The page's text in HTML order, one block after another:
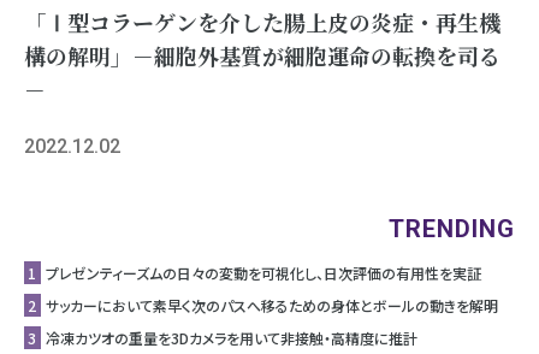
「Ⅰ型コラーゲンを介した腸上皮の炎症・再生機
構の解明」－細胞外基質が細胞運命の転換を司る
－
2022.12.02
TRENDING
1 プレゼンティーズムの日々の変動を可視化し、日次評価の有用性を実証
2 サッカーにおいて素早く次のパスへ移るための身体とボールの動きを解明
3 冷凍カツオの重量を3Dカメラを用いて非接触・高精度に推計